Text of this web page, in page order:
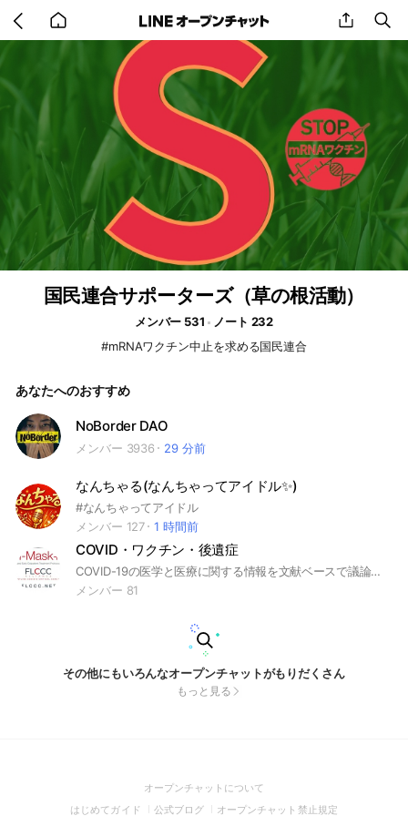
back
to
share
国民連合サポーターズ（草の根活動）
メンバー 531
ノート 232
#mRNAワクチン中止を求める国民連合
あなたへのおすすめ
NoBorder DAO
メンバー 3936 29 分前
なんちゃる(なんちゃってアイドル✨)
#なんちゃってアイドル
メンバー 127
1 時間前
COVID・ワクチン・後遺症
COVID-19の医学と医療に関する情報を文献ベースで議論したり交流することを主要な目的とするオプチャ。ソーシャルメディアによる言論抑制が激しさを増しており、管理人Alzhackerのバックアップとしても使わせてもらっています。
メンバー 81
その他にもいろんなオープンチャットがもりだくさん
もっと見る
オープンチャットについて
in
はじめてガイド (Open
公式ブログ (Open
オープンチャット禁止規定(Open